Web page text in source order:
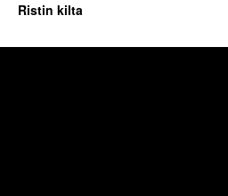
Ristin kilta